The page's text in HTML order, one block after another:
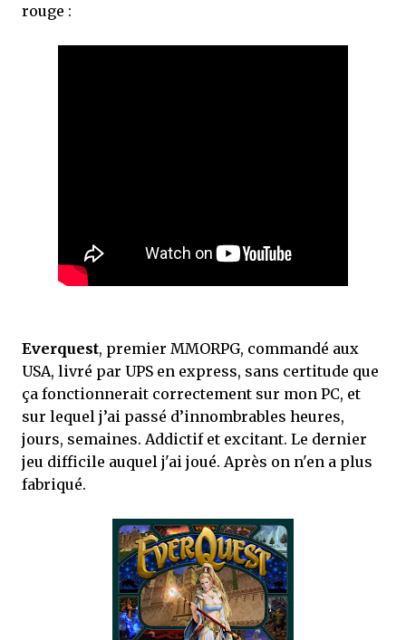
rouge :
Everquest, premier MMORPG, commandé aux
USA, livré par UPS en express, sans certitude que
ça fonctionnerait correctement sur mon PC, et
sur lequel j’ai passé d’innombrables heures,
jours, semaines. Addictif et excitant. Le dernier
jeu difficile auquel j'ai joué. Après on n'en a plus
fabriqué.